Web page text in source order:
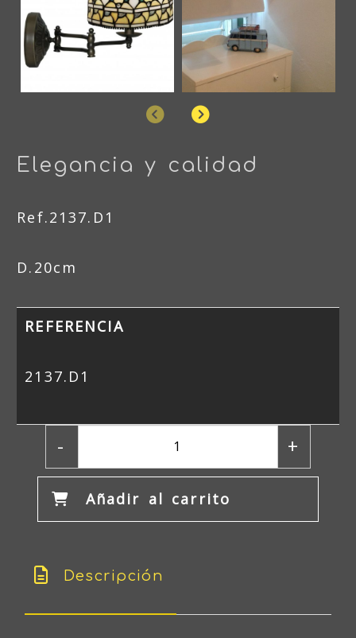
AnteriorSiguiente
Elegancia y calidad
Ref.2137.D1
D.20cm
REFERENCIA
2137.D1
- +
Añadir al carrito
Descripción